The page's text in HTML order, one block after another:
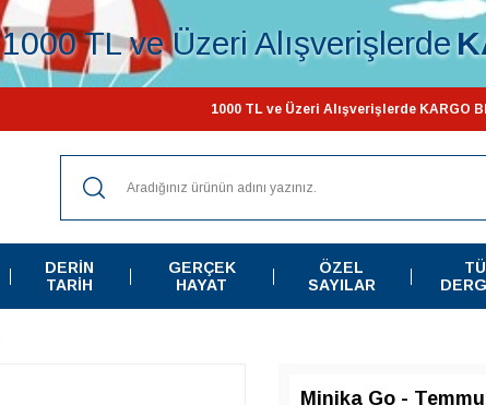
1000 TL ve Üzeri Alışverişlerde
1000 TL ve Üzeri Alışverişlerde KARGO
DERIN
TARIH
GERÇEK
HAYAT
ÖZEL
SAYILAR
Minika Go -